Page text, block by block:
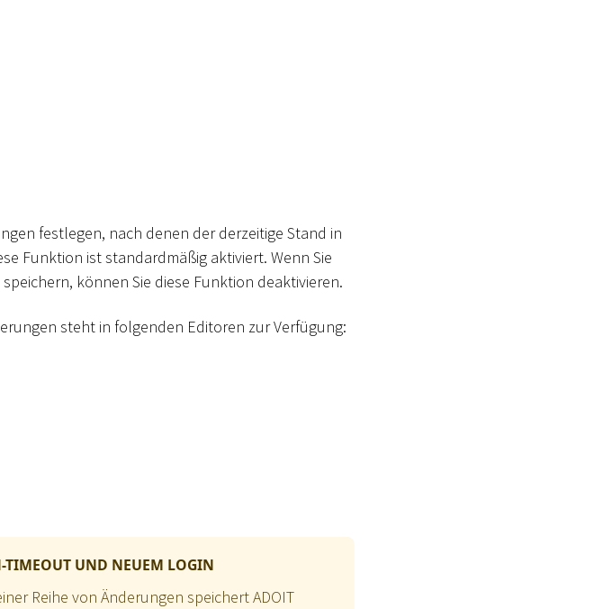
festlegen, nach denen der derzeitige Stand in
Funktion ist standardmäßig aktiviert. Wenn Sie
können Sie diese Funktion deaktivieren.
steht in folgenden Editoren zur Verfügung:
TIMEOUT UND NEUEM LOGIN
Reihe von Änderungen speichert ADOIT